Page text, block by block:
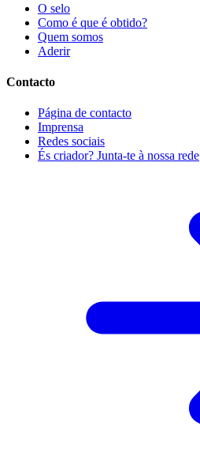
O selo
Como é que é obtido?
Quem somos
Aderir
Contacto
Página de contacto
Imprensa
Redes sociais
És criador? Junta-te à nossa rede